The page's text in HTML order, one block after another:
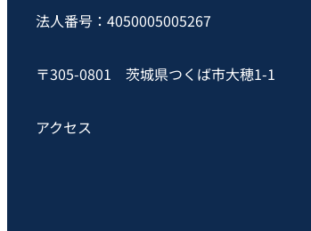
法人番号：4050005005267
〒305-0801 茨城県つくば市大穂1-1
アクセス